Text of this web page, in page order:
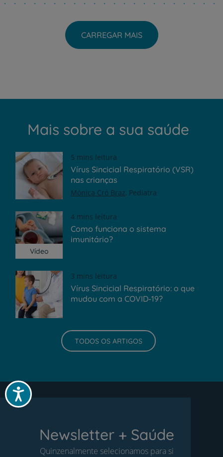
Acessibilidade
CARREGAR MAIS
Mais sobre a sua saúde
5 mins leitura
Vírus Sincicial Respiratório (VSR)
nas crianças
Mónica Cró Braz Pediatra
Vídeo
4 mins leitura
Como funciona o sistema
imunitário?
3 mins leitura
Vírus Sincicial Respiratório: o que
mudou com a COVID-19?
TODOS OS ARTIGOS
Newsletter + Saúde
Quinzenalmente selecionamos para si